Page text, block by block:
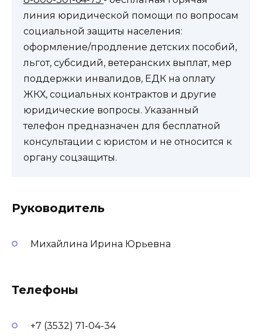
линия юридической помощи по вопросам
социальной защиты населения:
оформление/продление детских пособий,
льгот, субсидий, ветеранских выплат, мер
поддержки инвалидов, ЕДК на оплату
ЖКХ, социальных контрактов и другие
юридические вопросы. Указанный
телефон предназначен для бесплатной
консультации с юристом и не относится к
органу соцзащиты.
Руководитель
Михайлина Ирина Юрьевна
Телефоны
+7 (3532) 71-04-34